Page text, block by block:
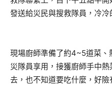
發送給災民與搜救隊員，冷冷
現場廚師準備了約4~5道菜、
災隊員享用，接獲廚師手中
去，也不知道要吃什麼，好